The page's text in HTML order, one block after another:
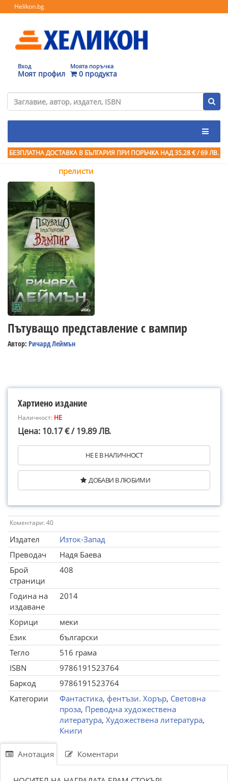
Helikon.bg
Вход
Моят профил
Моята поръчка
0 продукта
БЕЗПЛАТНА ДОСТАВКА В БЪЛГАРИЯ ПРИ ПОРЪЧКА НАД 35.28 € / 69 ЛВ.
прелисти
Пътуващо представление с вампир
Автор: Ричард Леймън
Хартиено издание
Наличност: НЕ
Цена: 10.17 € / 19.89 ЛВ.
НЕ Е В НАЛИЧНОСТ
ДОБАВИ В ЛЮБИМИ
Коментари: 40
Издател
Изток-Запад
Преводач
Надя Баева
Брой
страници
408
Година на
издаване
2014
Корици
меки
Език
български
Тегло
516 грама
ISBN
9786191523764
Баркод
9786191523764
Категории
Фантастика, фентъзи. Хорър, Световна
проза, Преводна художествена
литература, Художествена литература,
Книги
Анотация Коментари